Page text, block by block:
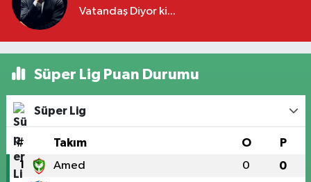
Vatandaş Diyor ki...
Süper Lig Puan Durumu
Süper Lig
# Takım O P
1 Amed 0 0